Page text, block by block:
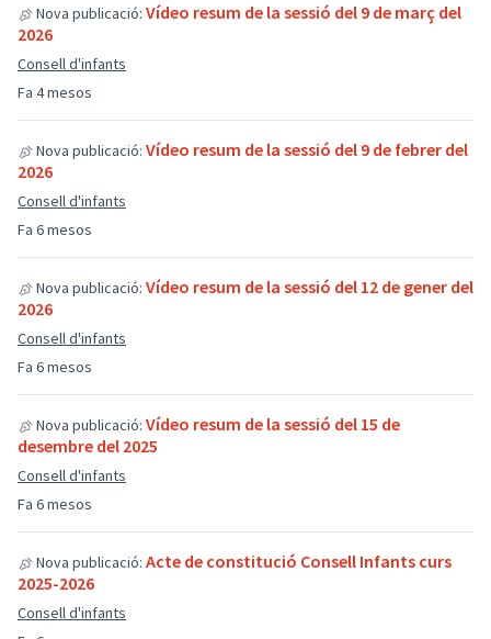
Fa 4 mesos
Nova publicació: Vídeo resum de la sessió del 9 de març del
2026
Consell d'infants
Fa 6 mesos
Nova publicació: Vídeo resum de la sessió del 9 de febrer del
2026
Consell d'infants
Fa 6 mesos
Nova publicació: Vídeo resum de la sessió del 12 de gener del
2026
Consell d'infants
Fa 6 mesos
Nova publicació: Vídeo resum de la sessió del 15 de
desembre del 2025
Consell d'infants
Nova publicació: Acte de constitució Consell Infants curs
2025-2026
Consell d'infants